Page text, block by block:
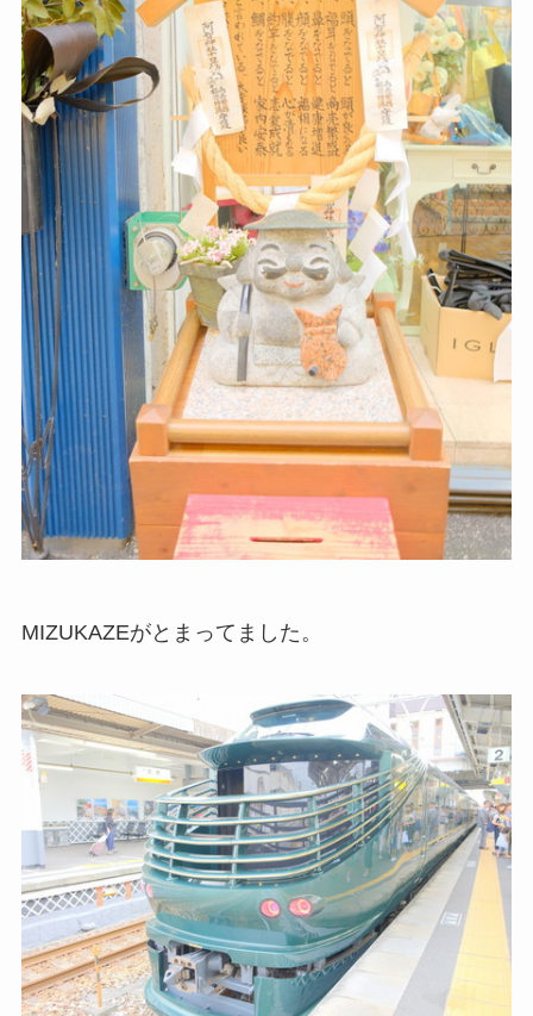
MIZUKAZEがとまってました。